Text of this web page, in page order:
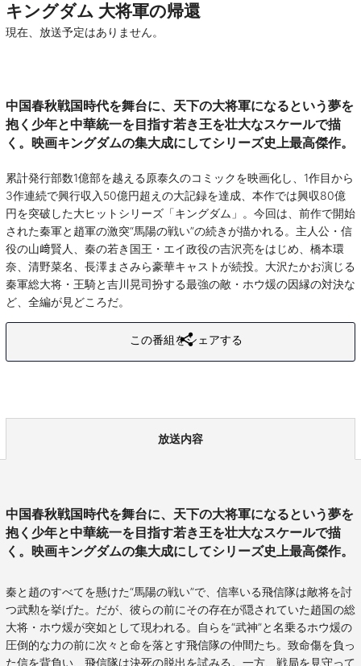
キングダム 大将軍の帰還
現在、放送予定はありません。
中国春秋戦国時代を舞台に、天下の大将軍になるという夢を
抱く少年と中華統一を目指す若き王を壮大なスケールで描
く。映画キングダムの集大成にしてシリーズ史上最高傑作。
累計発行部数1億部を越える原泰久のコミックを映画化し、1作目から
3作連続で興行収入50億円超えの大記録を達成、本作では興収80億
円を突破した大ヒットシリーズ「キングダム」。今回は、前作で開始
された秦軍と趙軍の激突“馬陽の戦い”の続きが描かれる。主人公・信
役の山﨑賢人、秦の若き国王・エイ政役の吉沢亮をはじめ、橋本環
奈、清野菜名、長澤まさみら豪華キャストが続投。大沢たかお演じる
秦軍総大将・王騎と吉川晃司扮する最強の敵・ホウ煖の因縁の対決な
ど、全編が見どころだ。
この番組をシェアする
放送内容
中国春秋戦国時代を舞台に、天下の大将軍になるという夢を
抱く少年と中華統一を目指す若き王を壮大なスケールで描
く。映画キングダムの集大成にしてシリーズ史上最高傑作。
秦と趙のすべてを懸けた“馬陽の戦い”で、信率いる飛信隊は敵将を討
つ武勲を挙げた。だが、彼らの前にその存在が隠されていた趙国の総
大将・ホウ煖が突如として現われる。自らを“武神”と名乗るホウ煖の
圧倒的な力の前に次々と命を落とす飛信隊の仲間たち。致命傷を負っ
た信を背負い、飛信隊は決死の脱出を試みる。一方、戦局を見守って